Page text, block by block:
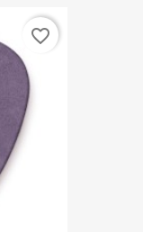
favorite_border